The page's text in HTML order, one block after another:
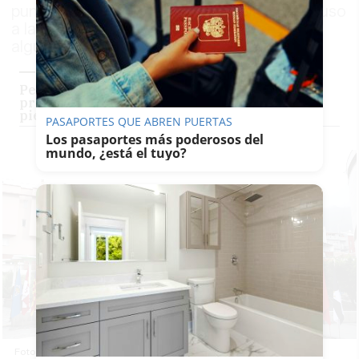
puntos, aunque presidentes del PP, con Ayuso
a la cabeza, mostraron disconformidad en
algunos temas
Pedro Sánchez apuesta por aumentar el
presupuesto en Defensa: "Hay que pararle los
pies a Putin"
Foto de la Conferencia de Presidentes, con la excepción de Pere
PASAPORTES QUE ABREN PUERTAS
Los pasaportes más poderosos del
mundo, ¿está el tuyo?